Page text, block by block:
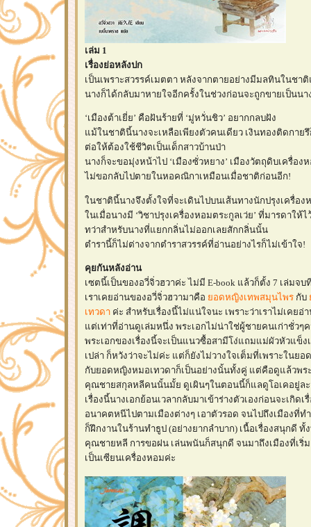
เล่ม 1
เรื่องย่อหลังปก
เป็นเพราะสวรรค์เมตตา หลังจากตายอย่างมีมลทินในชา
นางก็ได้กลับมาหายใจอีกครั้งในช่วงก่อนจะถูกขายเป็นน
‘เมืองต้าเยี่ย’ คือฝันร้ายที่ ‘มู่หวั่นชิว’ อยากกลบฝัง
ม้ในชาตินี้นางจะเหลือเพียงตัวคนเดียว เงินทองติดกาย
ต่อให้ต้องใช้ชีวิตเป็นเด็กสาวบ้านป่า
นางก็จะขอมุ่งหน้าไป ‘เมืองซั่วหยาง’ เมืองวัตถุดิบเครื่อง
ไม่ขอกลับไปตายในหอคณิกาเหมือนเมื่อชาติก่อนอีก!
นชาตินี้นางจึงตั้งใจที่จะเดินไปบนเส้นทางนักปรุงเครื่อง
นเมื่อนางมี ‘วิชาปรุงเครื่องหอมตระกูลเว่ย’ ที่มารดาให้ไ
ทว่าสำหรับนางที่แยกกลิ่นไม่ออกเลยสักกลิ่นนั้น
ตำรานี้ก็ไม่ต่างจากตำราสวรรค์ที่อ่านอย่างไรก็ไม่เข้าใจ!
คุยกันหลังอ่าน
เซตนี้เป็นของอวี่จิ่วฮวาค่ะ ไม่มี E-book แล้วก็ตั้ง 7 เล่มจบ
เราเคยอ่านของอวี่จิ่วฮวามาคือ อดหญิงเทพสมุนไพร กับ
เทวดา ค่ะ สำหรับเรื่องนี้ไม่แน่ใจนะ เพราะว่าเราไม่เคย
ต่เท่าที่อ่านดูเล่มหนึ่ง พระเอกไม่น่าใช่ผู้ชายคนเก่าชั่วๆ
พระเอกของเรื่องนี้จะเป็นแนวซื้อสามีโง่แถมแม่ผัวหัวแข็ง
เปล่า ก็หวังว่าจะไม่ค่ะ แต่ก็ยังไม่วางใจเต็มที่เพราะในย
กับยอดหญิงหมอเทวดาก็เป็นอย่างนั้นทั้งคู่ แต่คือดูแล้วพร
คุณชายสกุลหลีคนนั้นมั้ย ดูเผินๆในตอนนี้ก็แลดูโอเคอยู่ล
เรื่องนี้นางเอกย้อนเวลากลับมาเข้าร่างตัวเองก่อนจะเกิดเ
อนาคตหนีไปตามเมืองต่างๆ เอาตัวรอด จนไปถึงเมืองที่ท
ก็ฝึกงานในร้านทำธูป (อย่างยากลำบาก) เนื้อเรื่องสนุกดี ทั้
คุณชายหลี การขอฝน เล่นพนันก็สนุกดี จนมาถึงเมืองที่เริ่
เป็นเซียนเครื่องหอมค่ะ